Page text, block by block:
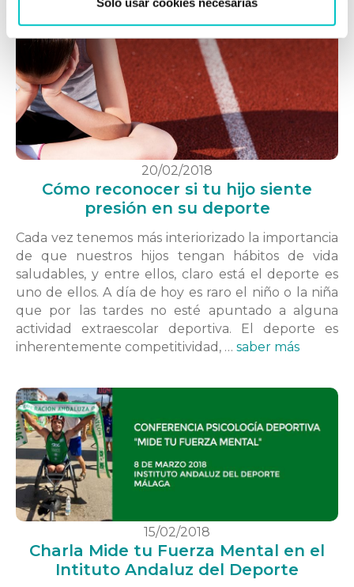
20/02/2018
Cómo reconocer si tu hijo siente
presión en su deporte
Cada vez tenemos más interiorizado la importancia
de que nuestros hijos tengan hábitos de vida
saludables, y entre ellos, claro está el deporte es
uno de ellos. A día de hoy es raro el niño o la niña
que por las tardes no esté apuntado a alguna
actividad extraescolar deportiva. El deporte es
inherentemente competitividad, … saber más
15/02/2018
Charla Mide tu Fuerza Mental en el
Intituto Andaluz del Deporte